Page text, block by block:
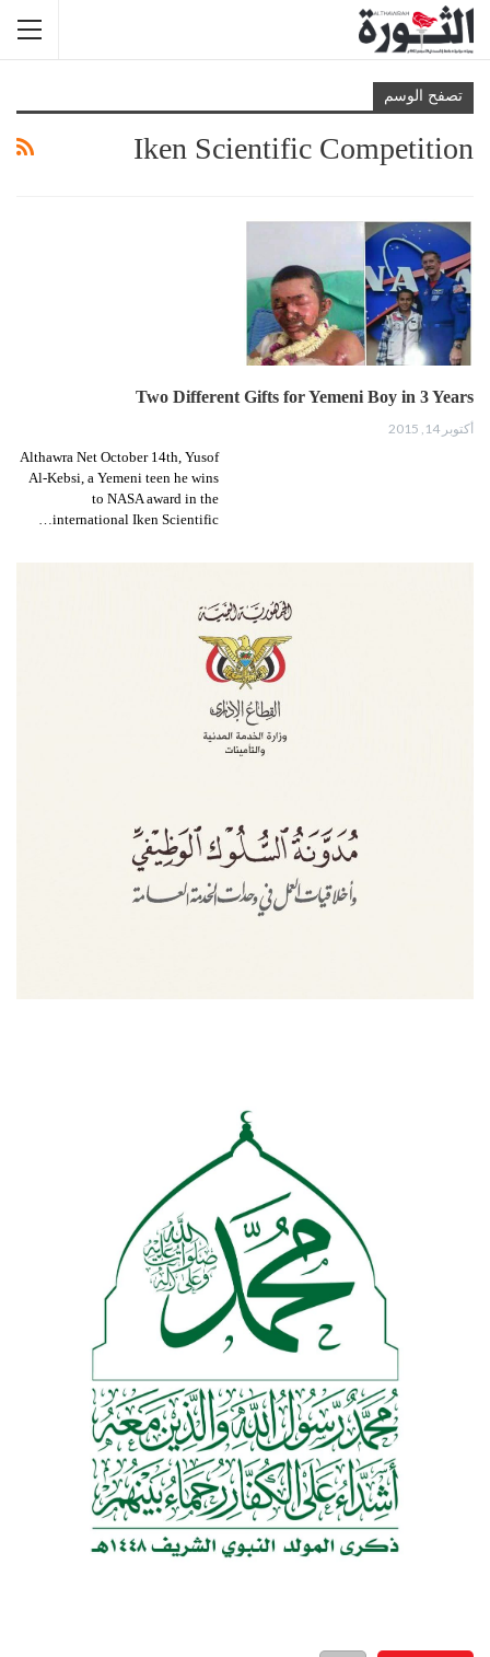
تصفح الوسم
Iken Scientific Competition
Two Different Gifts for Yemeni Boy in 3 Years
أكتوبر 14, 2015
Althawra Net October 14th, Yusof
Al-Kebsi, a Yemeni teen he wins
to NASA award in the
international Iken Scientific…